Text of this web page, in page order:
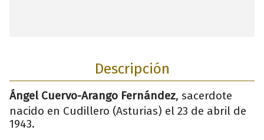
Descripción
Ángel Cuervo-Arango Fernández, sacerdote
nacido en Cudillero (Asturias) el 23 de abril de
1943.